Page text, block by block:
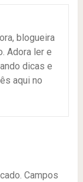
blogueira
Adora ler e
dicas e
aqui no
Campos